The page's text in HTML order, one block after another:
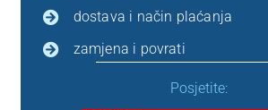
dostava i način plaćanja
zamjena i povrati
Posjetite: